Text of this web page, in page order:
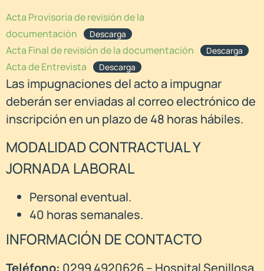
Acta Provisoria de revisión de la
documentación
Descarga
Acta Final de revisión de la documentación Descarga
Acta de Entrevista Descarga
Las impugnaciones del acto a impugnar
deberán ser enviadas al correo electrónico de
inscripción en un plazo de 48 horas hábiles.
MODALIDAD CONTRACTUAL Y
JORNADA LABORAL
Personal eventual.
40 horas semanales.
INFORMACIÓN DE CONTACTO